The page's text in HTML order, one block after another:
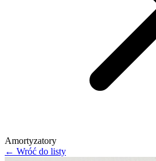
Amortyzatory
← Wróć do listy